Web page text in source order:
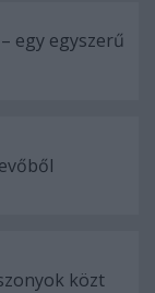
egy egyszerű
közt